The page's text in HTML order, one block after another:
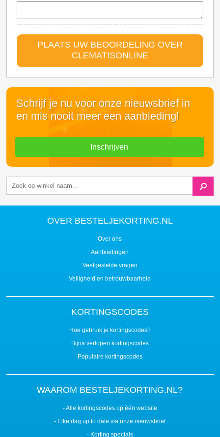
PLAATS UW BEOORDELING OVER
CLEMATISONLINE
Schrijf je nu voor onze nieuwsbrief in
en mis nooit meer een aanbieding!
Inschrijven
OVER BESTELJEKORTING.NL
Over ons
Aanbiedingen
Veelgestelde vragen
Veiligheid en betrouwbaarheid
KORTINGSCODES
Hoe gebruik je kortingscodes?
Bijna verlopen kortingscodes
Populaire kortingscodes
WAAROM BESTELJEKORTING.NL?
- Alle kortingscodes op één website
- Elke dag up to date via onze nieuwsbrief
- Korting specials